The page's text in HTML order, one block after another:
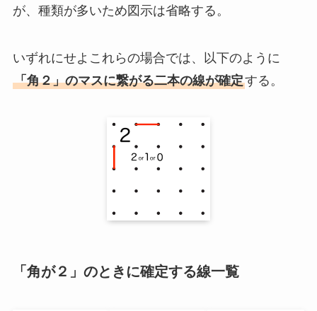
が、種類が多いため図示は省略する。
いずれにせよこれらの場合では、以下のように
「角２」のマスに繋がる二本の線が確定する。
「角が２」のときに確定する線一覧